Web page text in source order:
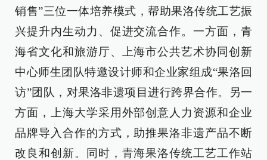
销售”三位一体培养模式，帮助果洛传统工艺振
兴提升内生动力、促进交流合作。一方面，青
海省文化和旅游厅、上海市公共艺术协同创新
中心师生团队特邀设计师和企业家组成“果洛回
访”团队，对果洛非遗项目进行跨界合作。另一
方面，上海大学采用外部创意人力资源和企业
品牌导入合作的方式，助推果洛非遗产品不断
改良和创新。同时，青海果洛传统工艺工作站